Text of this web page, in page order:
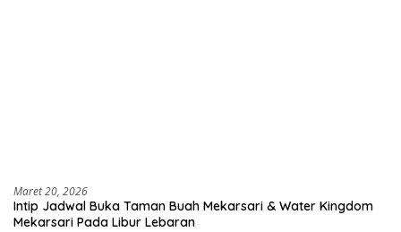
Maret 20, 2026
Intip Jadwal Buka Taman Buah Mekarsari & Water Kingdom
Mekarsari Pada Libur Lebaran